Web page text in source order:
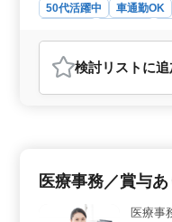
50代活躍中 車通勤OK
おすすめポイント
＜車通勤可能◎＞ 車
す。交通のストレスを
カルテの作成、会計
経験が5年以上ある方
検討リスト に追
医療事務／賞与あ
医療事務・受付 / 病